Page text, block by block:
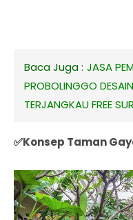
Baca Juga : JASA
PROBOLINGGO
TERJANGKAU FREE
✅Konsep Taman